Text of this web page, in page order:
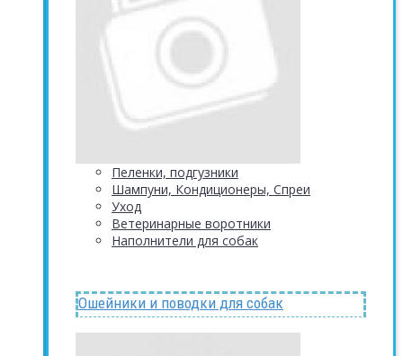
Пеленки, подгузники
Шампуни, Кондиционеры, Спреи
Уход
Ветеринарные воротники
Наполнители для собак
Ошейники и поводки для собак